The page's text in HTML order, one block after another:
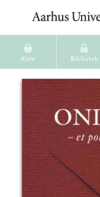
Kurv Bibliotek